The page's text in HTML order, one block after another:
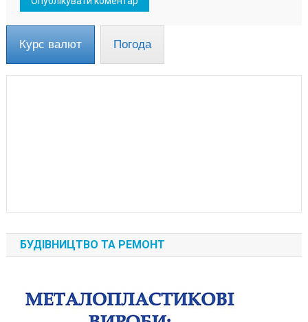
Курс валют Погода
БУДІВНИЦТВО ТА РЕМОНТ